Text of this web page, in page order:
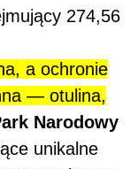
274,56
a ochronie
— otulina,
Narodowy
unikalne